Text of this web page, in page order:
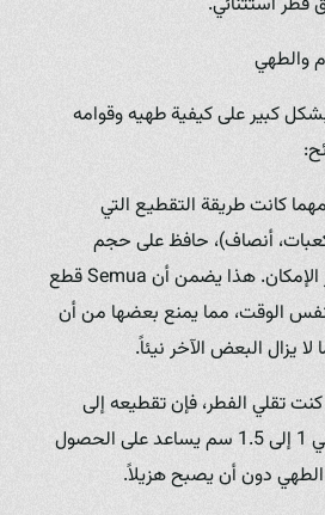
والطهي
كبير على كيفية طهيه وقوامه
كانت طريقة التقطيع التي
أنصاف)، حافظ على حجم
القطع متساوياً قدر الإمكان. هذا يضمن أن Semua قطع
الوقت، مما يمنع بعضها من أن
يزال البعض الآخر نيئاً.
تقلي الفطر، فإن تقطيعه إلى
شرائح بسمك حوالي 1 إلى 1.5 سم يساعد على الحصول
دون أن يصبح هزيلاً.